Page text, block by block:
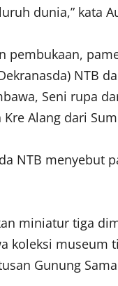
dunia,” kata
pembukaan,
NTB
Seni rupa
Alang dari
NTB menyebut
miniatur tiga
koleksi museum
Gunung